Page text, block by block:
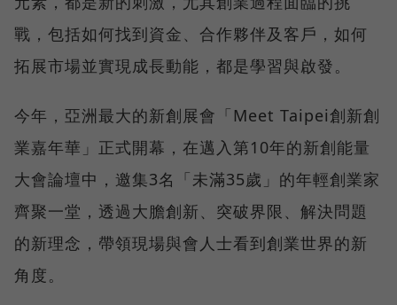
戰，包括如何找到資金、合作夥伴及客戶，如何
拓展市場並實現成長動能，都是學習與啟發。
今年，亞洲最大的新創展會「Meet Taipei創新創
業嘉年華」正式開幕，在邁入第10年的新創能量
大會論壇中，邀集3名「未滿35歲」的年輕創業家
齊聚一堂，透過大膽創新、突破界限、解決問題
的新理念，帶領現場與會人士看到創業世界的新
角度。